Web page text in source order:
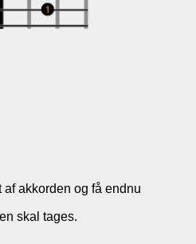
akkorden og få endnu
skal tages.